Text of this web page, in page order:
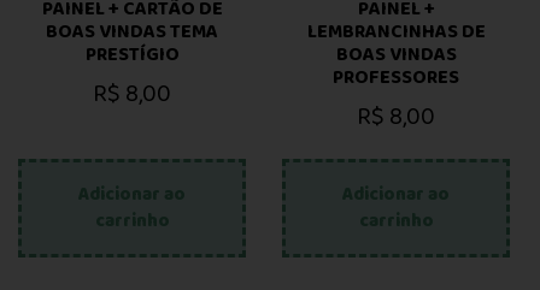
PAINEL + CARTÃO DE
BOAS VINDAS TEMA
PRESTÍGIO
R$8,00
Adicionar ao
carrinho
PAINEL +
LEMBRANCINHAS DE
BOAS VINDAS
PROFESSORES
R$8,00
Adicionar ao
carrinho